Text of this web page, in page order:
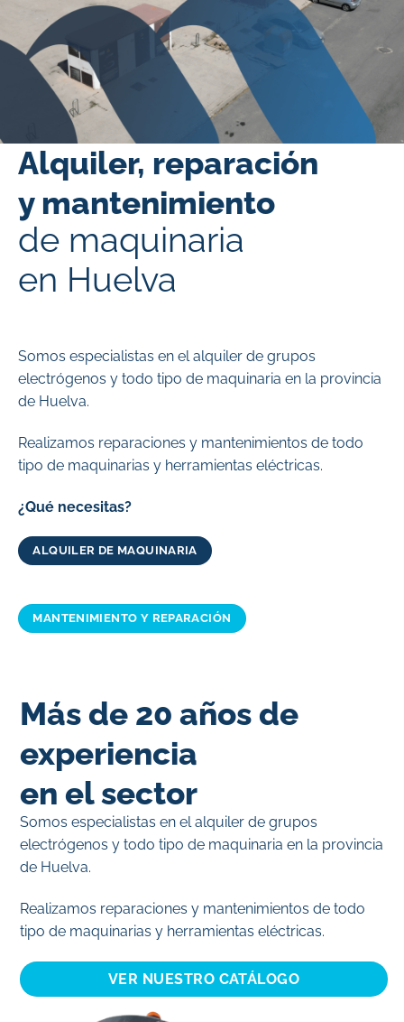
Alquiler, reparación
y mantenimiento
de maquinaria
en Huelva
Somos especialistas en el alquiler de grupos
electrógenos y todo tipo de maquinaria en la provincia
de Huelva.
Realizamos reparaciones y mantenimientos de todo
tipo de maquinarias y herramientas eléctricas.
¿Qué necesitas?
ALQUILER DE MAQUINARIA
MANTENIMIENTO Y REPARACIÓN
Más de 20 años de
experiencia
en el sector
Somos especialistas en el alquiler de grupos
electrógenos y todo tipo de maquinaria en la provincia
de Huelva.
Realizamos reparaciones y mantenimientos de todo
tipo de maquinarias y herramientas eléctricas.
VER NUESTRO CATÁLOGO